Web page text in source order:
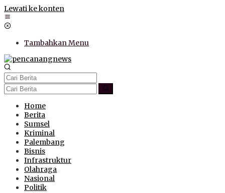
Lewati ke konten
Tambahkan Menu
Home
Berita
Sumsel
Kriminal
Palembang
Bisnis
Infrastruktur
Olahraga
Nasional
Politik